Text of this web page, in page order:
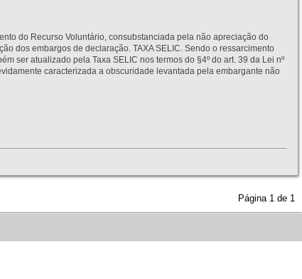
do Recurso Voluntário, consubstanciada pela não apreciação do
dos embargos de declaração. TAXA SELIC. Sendo o ressarcimento
ser atualizado pela Taxa SELIC nos termos do §4º do art. 39 da Lei nº
caracterizada a obscuridade levantada pela embargante não
Página 1 de 1